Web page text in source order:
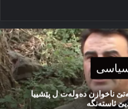
ناخوازن دەولەت ل پێشییا
ئاستەنگە